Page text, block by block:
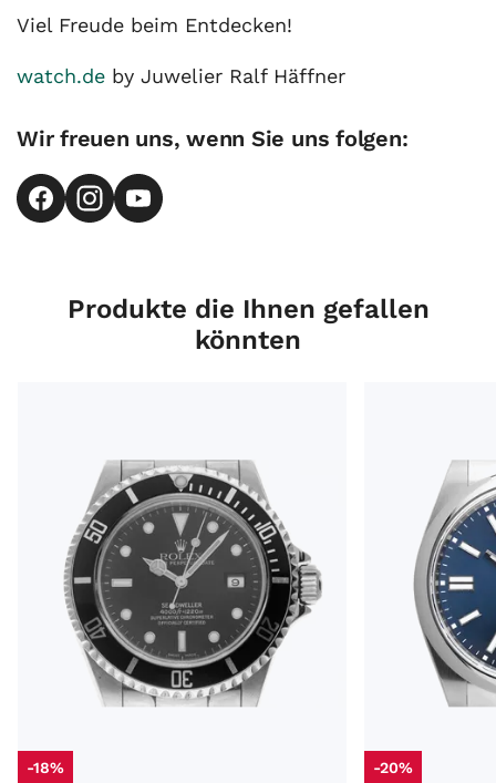
Viel Freude beim Entdecken!
watch.de by Juwelier Ralf Häffner
Wir freuen uns, wenn Sie uns folgen:
Produkte die Ihnen gefallen
könnten
-18% -20%